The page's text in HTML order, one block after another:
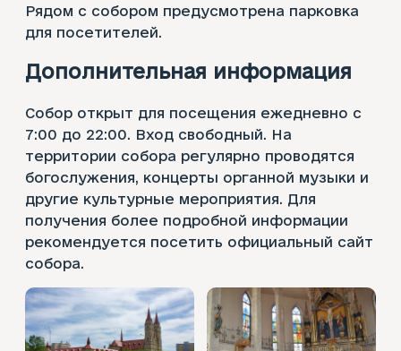
Рядом с собором предусмотрена парковка
для посетителей.
Дополнительная информация
Собор открыт для посещения ежедневно с
7:00 до 22:00. Вход свободный. На
территории собора регулярно проводятся
богослужения, концерты органной музыки и
другие культурные мероприятия. Для
получения более подробной информации
рекомендуется посетить официальный сайт
собора.